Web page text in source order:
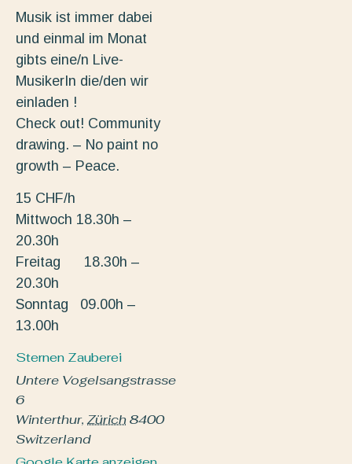
Musik ist immer dabei
und einmal im Monat
gibts eine/n Live-
MusikerIn die/den wir
einladen !
Check out! Community
drawing. – No paint no
growth – Peace.
15 CHF/h
Mittwoch 18.30h –
20.30h
Freitag 18.30h –
20.30h
Sonntag 09.00h –
13.00h
Sternen Zauberei
Untere Vogelsangstrasse
6
Winterthur, Zürich8400
Switzerland